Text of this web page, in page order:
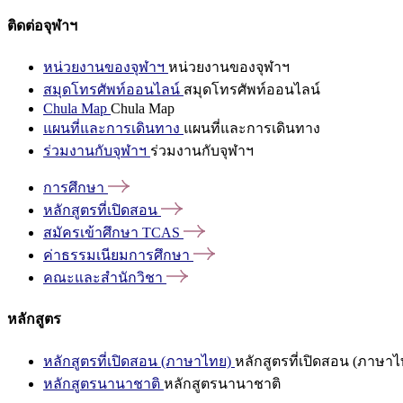
ติดต่อจุฬาฯ
หน่วยงานของจุฬาฯ หน่วยงานของจุฬาฯ
สมุดโทรศัพท์ออนไลน์ สมุดโทรศัพท์ออนไลน์
Chula Map Chula Map
แผนที่และการเดินทาง แผนที่และการเดินทาง
ร่วมงานกับจุฬาฯ ร่วมงานกับจุฬาฯ
การศึกษา
หลักสูตรที่เปิดสอน
สมัครเข้าศึกษา TCAS
ค่าธรรมเนียมการศึกษา
คณะและสำนักวิชา
หลักสูตร
หลักสูตรที่เปิดสอน (ภาษาไทย) หลักสูตรที่เปิดสอน (ภาษาไ
หลักสูตรนานาชาติ หลักสูตรนานาชาติ